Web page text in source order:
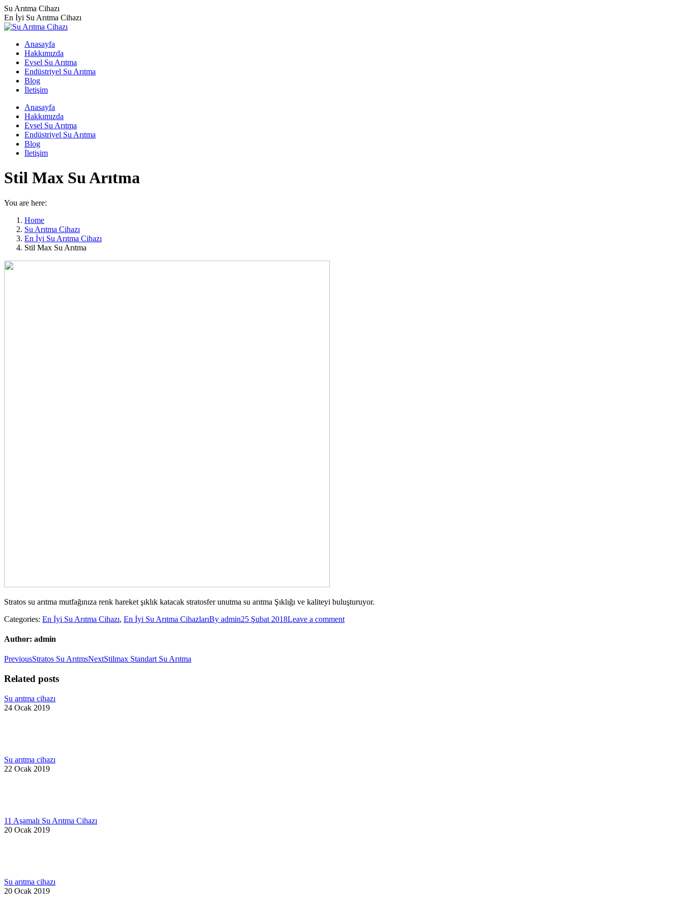
Skip
to
content
Su Arıtma Cihazı
En İyi Su Arıtma Cihazı
Anasayfa
Hakkımızda
Evsel Su Arıtma
Endüstriyel Su Arıtma
Blog
İletişim
Anasayfa
Hakkımızda
Evsel Su Arıtma
Endüstriyel Su Arıtma
Blog
İletişim
Stil Max Su Arıtma
You are here:
Home
Su Arıtma Cihazı
En İyi Su Arıtma Cihazı
Stil Max Su Arıtma
Stratos su arıtma mutfağınıza renk hareket şıklık katacak stratosfer unutma su arıtma Şıklığı ve kaliteyi buluşturuyor.
Categories: En İyi Su Arıtma Cihazı, En İyi Su Arıtma CihazlarıBy admin25 Şubat 2018Leave a comment
Author: admin
Post
navigation
PreviousPrevious
Stratos Su ArıtmsNextNext
Stilmax Standart Su Arıtma
Related posts
Su arıtma cihazı
24 Ocak 2019
Su arıtma cihazı
22 Ocak 2019
11 Aşamalı Su Arıtma Cihazı
20 Ocak 2019
Su arıtma cihazı
20 Ocak 2019